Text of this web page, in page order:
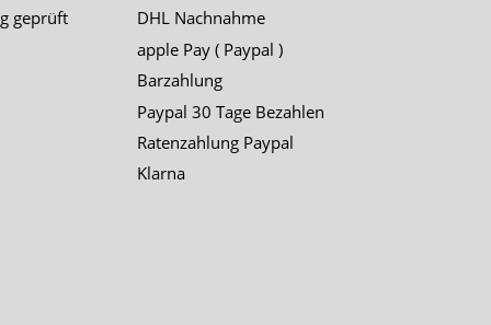
geprüft
DHL Nachnahme
apple Pay ( Paypal )
Barzahlung
Paypal 30 Tage Bezahlen
Ratenzahlung Paypal
Klarna